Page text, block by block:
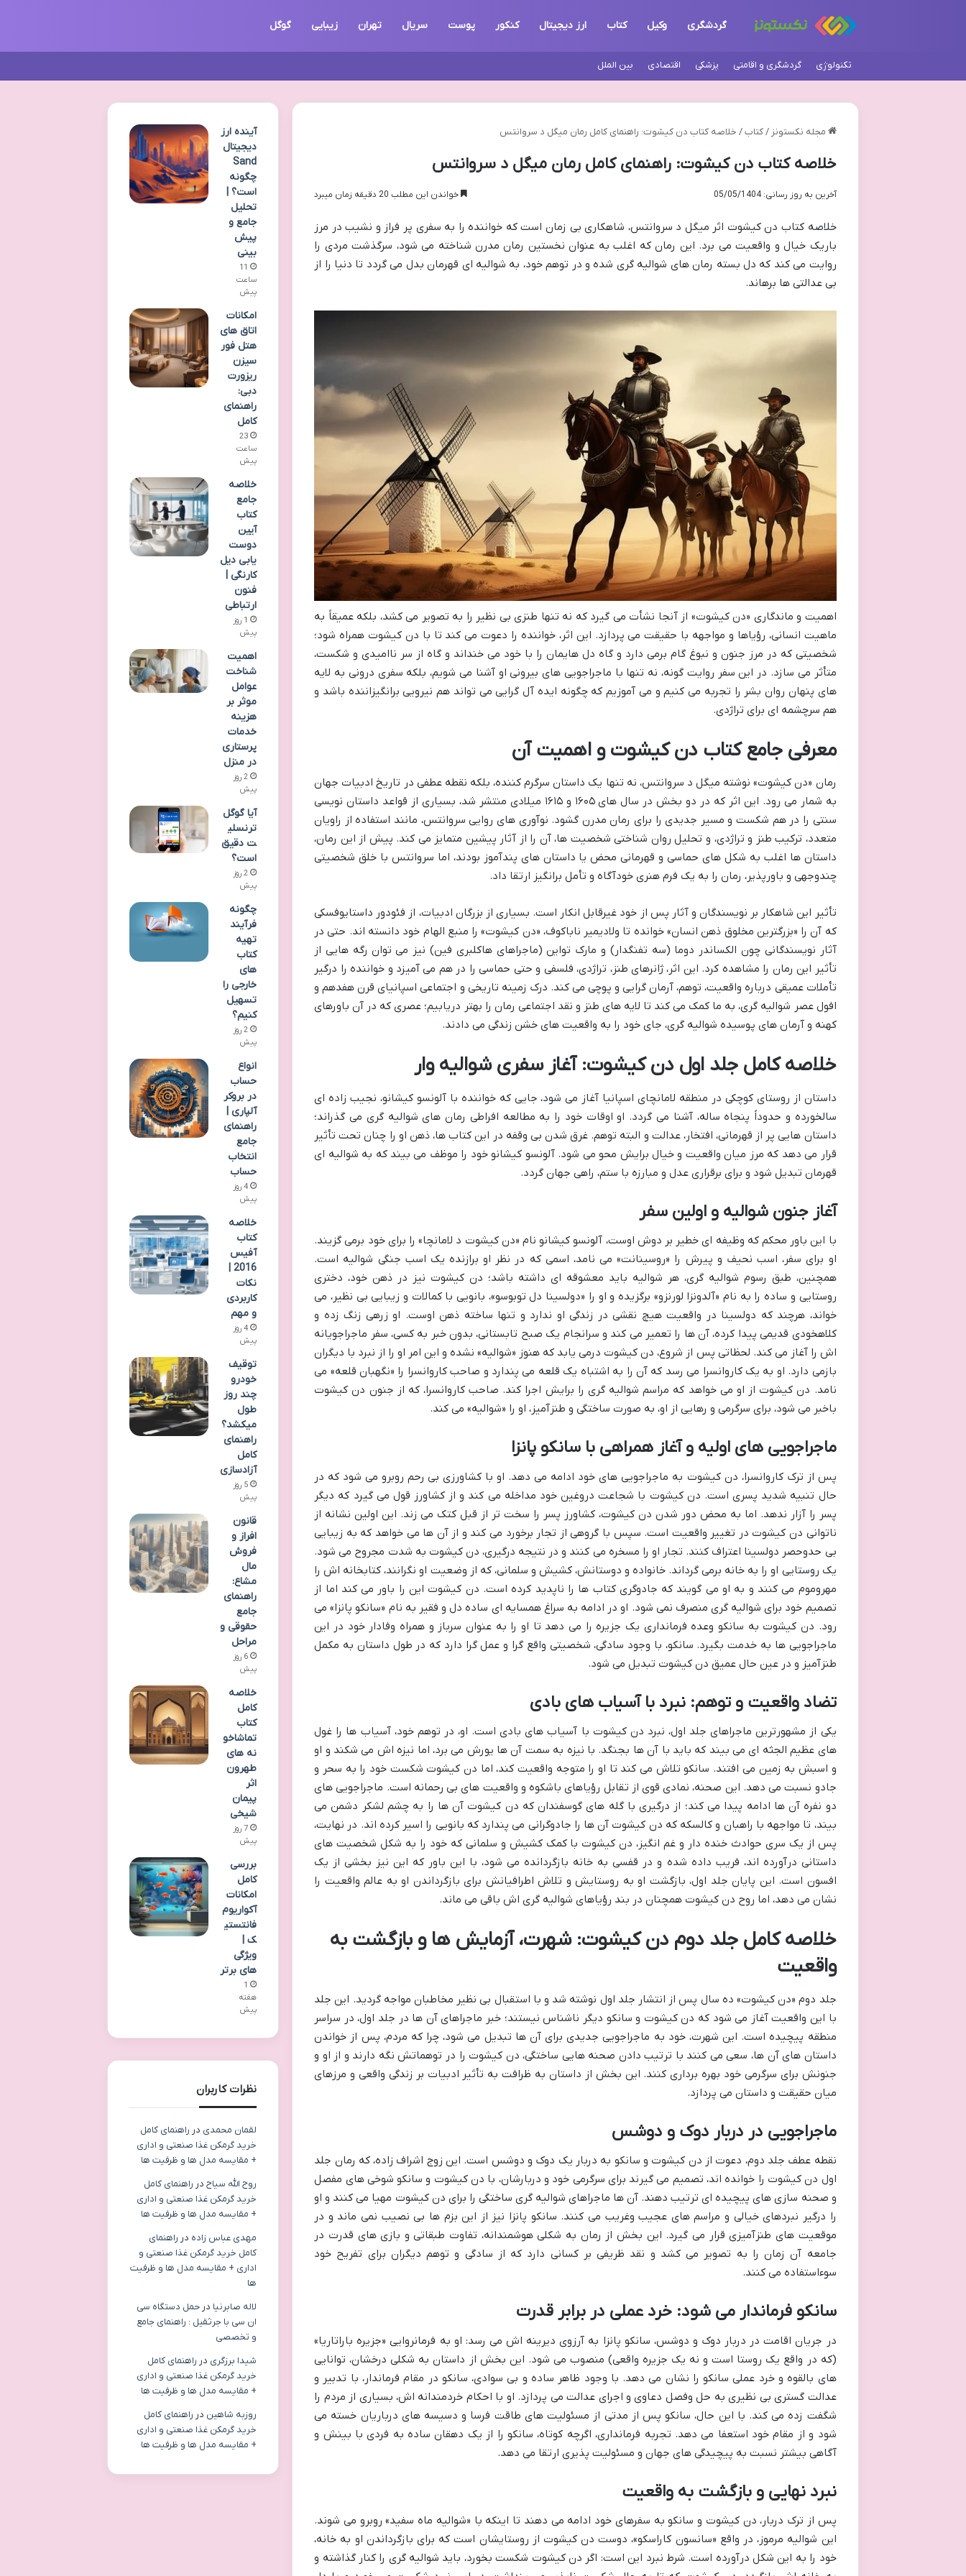
گردشگری وکیل کتاب ارز دیجیتال کنکور پوست سریال تهران زیبایی گوگل
تکنولوژی گردشگری و اقامتی پزشکی اقتصادی بین الملل
مجله نکستونز / کتاب / خلاصه کتاب دن کیشوت: راهنمای کامل رمان میگل د سروانتس
خلاصه کتاب دن کیشوت: راهنمای کامل رمان میگل د سروانتس
آخرین به روز رسانی: 05/05/1404 خواندن این مطلب 20 دقیقه زمان میبرد
خلاصه کتاب دن کیشوت اثر میگل د سروانتس، شاهکاری بی زمان است که خواننده را به سفری پر فراز و نشیب در مرز
باریک خیال و واقعیت می برد. این رمان که اغلب به عنوان نخستین رمان مدرن شناخته می شود، سرگذشت مردی را
روایت می کند که دل بسته رمان های شوالیه گری شده و در توهم خود، به شوالیه ای قهرمان بدل می گردد تا دنیا را از
بی عدالتی ها برهاند.
اهمیت و ماندگاری «دن کیشوت» از آنجا نشأت می گیرد که نه تنها طنزی بی نظیر را به تصویر می کشد، بلکه عمیقاً به
ماهیت انسانی، رؤیاها و مواجهه با حقیقت می پردازد. این اثر، خواننده را دعوت می کند تا با دن کیشوت همراه شود؛
شخصیتی که در مرز جنون و نبوغ گام برمی دارد و گاه دل هایمان را با خود می خنداند و گاه از سر ناامیدی و شکست،
متأثر می سازد. در این سفر روایت گونه، نه تنها با ماجراجویی های بیرونی او آشنا می شویم، بلکه سفری درونی به لایه
های پنهان روان بشر را تجربه می کنیم و می آموزیم که چگونه ایده آل گرایی می تواند هم نیرویی برانگیزاننده باشد و
هم سرچشمه ای برای تراژدی.
معرفی جامع کتاب دن کیشوت و اهمیت آن
رمان «دن کیشوت» نوشته میگل د سروانتس، نه تنها یک داستان سرگرم کننده، بلکه نقطه عطفی در تاریخ ادبیات جهان
به شمار می رود. این اثر که در دو بخش در سال های ۱۶۰۵ و ۱۶۱۵ میلادی منتشر شد، بسیاری از قواعد داستان نویسی
سنتی را در هم شکست و مسیر جدیدی را برای رمان مدرن گشود. نوآوری های روایی سروانتس، مانند استفاده از راویان
متعدد، ترکیب طنز و تراژدی، و تحلیل روان شناختی شخصیت ها، آن را از آثار پیشین متمایز می کند. پیش از این رمان،
داستان ها اغلب به شکل های حماسی و قهرمانی محض یا داستان های پندآموز بودند، اما سروانتس با خلق شخصیتی
چندوجهی و باورپذیر، رمان را به یک فرم هنری خودآگاه و تأمل برانگیز ارتقا داد.
تأثیر این شاهکار بر نویسندگان و آثار پس از خود غیرقابل انکار است. بسیاری از بزرگان ادبیات، از فئودور داستایوفسکی
که آن را «بزرگترین مخلوق ذهن انسان» خوانده تا ولادیمیر ناباکوف، «دن کیشوت» را منبع الهام خود دانسته اند. حتی در
آثار نویسندگانی چون الکساندر دوما (سه تفنگدار) و مارک تواین (ماجراهای هاکلبری فین) نیز می توان رگه هایی از
تأثیر این رمان را مشاهده کرد. این اثر، ژانرهای طنز، تراژدی، فلسفی و حتی حماسی را در هم می آمیزد و خواننده را درگیر
تأملات عمیقی درباره واقعیت، توهم، آرمان گرایی و پوچی می کند. درک زمینه تاریخی و اجتماعی اسپانیای قرن هفدهم و
افول عصر شوالیه گری، به ما کمک می کند تا لایه های طنز و نقد اجتماعی رمان را بهتر دریابیم؛ عصری که در آن باورهای
کهنه و آرمان های پوسیده شوالیه گری، جای خود را به واقعیت های خشن زندگی می دادند.
خلاصه کامل جلد اول دن کیشوت: آغاز سفری شوالیه وار
داستان از روستای کوچکی در منطقه لامانچای اسپانیا آغاز می شود، جایی که خواننده با آلونسو کیشانو، نجیب زاده ای
سالخورده و حدوداً پنجاه ساله، آشنا می گردد. او اوقات خود را به مطالعه افراطی رمان های شوالیه گری می گذراند؛
داستان هایی پر از قهرمانی، افتخار، عدالت و البته توهم. غرق شدن بی وقفه در این کتاب ها، ذهن او را چنان تحت تأثیر
قرار می دهد که مرز میان واقعیت و خیال برایش محو می شود. آلونسو کیشانو خود را موظف می بیند که به شوالیه ای
قهرمان تبدیل شود و برای برقراری عدل و مبارزه با ستم، راهی جهان گردد.
آغاز جنون شوالیه و اولین سفر
با این باور محکم که وظیفه ای خطیر بر دوش اوست، آلونسو کیشانو نام «دن کیشوت د لامانچا» را برای خود برمی گزیند.
او برای سفر، اسب نحیف و پیرش را «روسینانت» می نامد، اسمی که در نظر او برازنده یک اسب جنگی شوالیه است.
همچنین، طبق رسوم شوالیه گری، هر شوالیه باید معشوقه ای داشته باشد؛ دن کیشوت نیز در ذهن خود، دختری
روستایی و ساده را به نام «آلدونزا لورنزو» برگزیده و او را «دولسینا دل توبوسو»، بانویی با کمالات و زیبایی بی نظیر، می
خواند، هرچند که دولسینا در واقعیت هیچ نقشی در زندگی او ندارد و تنها ساخته ذهن اوست. او زرهی زنگ زده و
کلاهخودی قدیمی پیدا کرده، آن ها را تعمیر می کند و سرانجام یک صبح تابستانی، بدون خبر به کسی، سفر ماجراجویانه
اش را آغاز می کند. لحظاتی پس از شروع، دن کیشوت درمی یابد که هنوز «شوالیه» نشده و این امر او را از نبرد با دیگران
بازمی دارد. او به یک کاروانسرا می رسد که آن را به اشتباه یک قلعه می پندارد و صاحب کاروانسرا را «نگهبان قلعه» می
نامد. دن کیشوت از او می خواهد که مراسم شوالیه گری را برایش اجرا کند. صاحب کاروانسرا، که از جنون دن کیشوت
باخبر می شود، برای سرگرمی و رهایی از او، به صورت ساختگی و طنزآمیز، او را «شوالیه» می کند.
ماجراجویی های اولیه و آغاز همراهی با سانکو پانزا
پس از ترک کاروانسرا، دن کیشوت به ماجراجویی های خود ادامه می دهد. او با کشاورزی بی رحم روبرو می شود که در
حال تنبیه شدید پسری است. دن کیشوت با شجاعت دروغین خود مداخله می کند و از کشاورز قول می گیرد که دیگر
پسر را آزار ندهد. اما به محض دور شدن دن کیشوت، کشاورز پسر را سخت تر از قبل کتک می زند. این اولین نشانه از
ناتوانی دن کیشوت در تغییر واقعیت است. سپس با گروهی از تجار برخورد می کند و از آن ها می خواهد که به زیبایی
بی حدوحصر دولسینا اعتراف کنند. تجار او را مسخره می کنند و در نتیجه درگیری، دن کیشوت به شدت مجروح می شود.
یک روستایی او را به خانه برمی گرداند. خانواده و دوستانش، کشیش و سلمانی، که از وضعیت او نگرانند، کتابخانه اش را
مهروموم می کنند و به او می گویند که جادوگری کتاب ها را ناپدید کرده است. دن کیشوت این را باور می کند اما از
تصمیم خود برای شوالیه گری منصرف نمی شود. او در ادامه به سراغ همسایه ای ساده دل و فقیر به نام «سانکو پانزا» می
رود. دن کیشوت به سانکو وعده فرمانداری یک جزیره را می دهد تا او را به عنوان سرباز و همراه وفادار خود در این
ماجراجویی ها به خدمت بگیرد. سانکو، با وجود سادگی، شخصیتی واقع گرا و عمل گرا دارد که در طول داستان به مکمل
طنزآمیز و در عین حال عمیق دن کیشوت تبدیل می شود.
تضاد واقعیت و توهم: نبرد با آسیاب های بادی
یکی از مشهورترین ماجراهای جلد اول، نبرد دن کیشوت با آسیاب های بادی است. او، در توهم خود، آسیاب ها را غول
های عظیم الجثه ای می بیند که باید با آن ها بجنگد. با نیزه به سمت آن ها یورش می برد، اما نیزه اش می شکند و او
و اسبش به زمین می افتند. سانکو تلاش می کند تا او را متوجه واقعیت کند، اما دن کیشوت شکست خود را به سحر و
جادو نسبت می دهد. این صحنه، نمادی قوی از تقابل رؤیاهای باشکوه و واقعیت های بی رحمانه است. ماجراجویی های
دو نفره آن ها ادامه پیدا می کند؛ از درگیری با گله های گوسفندان که دن کیشوت آن ها را به چشم لشکر دشمن می
بیند، تا مواجهه با راهبان و کالسکه که دن کیشوت آن ها را جادوگرانی می پندارد که بانویی را اسیر کرده اند. در نهایت،
پس از یک سری حوادث خنده دار و غم انگیز، دن کیشوت با کمک کشیش و سلمانی که خود را به شکل شخصیت های
داستانی درآورده اند، فریب داده شده و در قفسی به خانه بازگردانده می شود، با این باور که این نیز بخشی از یک
افسون است. این پایان جلد اول، بازگشت او به روستایش و تلاش اطرافیانش برای بازگرداندن او به عالم واقعیت را
نشان می دهد، اما روح دن کیشوت همچنان در بند رؤیاهای شوالیه گری اش باقی می ماند.
خلاصه کامل جلد دوم دن کیشوت: شهرت، آزمایش ها و بازگشت به
واقعیت
جلد دوم «دن کیشوت» ده سال پس از انتشار جلد اول نوشته شد و با استقبال بی نظیر مخاطبان مواجه گردید. این جلد
با این واقعیت آغاز می شود که دن کیشوت و سانکو دیگر ناشناس نیستند؛ خبر ماجراهای آن ها در جلد اول، در سراسر
منطقه پیچیده است. این شهرت، خود به ماجراجویی جدیدی برای آن ها تبدیل می شود، چرا که مردم، پس از خواندن
داستان های آن ها، سعی می کنند با ترتیب دادن صحنه هایی ساختگی، دن کیشوت را در توهماتش نگه دارند و از او و
جنونش برای سرگرمی خود بهره برداری کنند. این بخش از داستان به ظرافت به تأثیر ادبیات بر زندگی واقعی و مرزهای
میان حقیقت و داستان می پردازد.
ماجراجویی در دربار دوک و دوشس
نقطه عطف جلد دوم، دعوت از دن کیشوت و سانکو به دربار یک دوک و دوشس است. این زوج اشراف زاده، که رمان جلد
اول دن کیشوت را خوانده اند، تصمیم می گیرند برای سرگرمی خود و دربارشان، با دن کیشوت و سانکو شوخی های مفصل
و صحنه سازی های پیچیده ای ترتیب دهند. آن ها ماجراهای شوالیه گری ساختگی را برای دن کیشوت مهیا می کنند و او
را درگیر نبردهای خیالی و مراسم های عجیب وغریب می کنند. سانکو پانزا نیز از این بزم ها بی نصیب نمی ماند و در
موقعیت های طنزآمیزی قرار می گیرد. این بخش از رمان به شکلی هوشمندانه، تفاوت طبقاتی و بازی های قدرت در
جامعه آن زمان را به تصویر می کشد و نقد ظریفی بر کسانی دارد که از سادگی و توهم دیگران برای تفریح خود
سوءاستفاده می کنند.
سانکو فرماندار می شود: خرد عملی در برابر قدرت
در جریان اقامت در دربار دوک و دوشس، سانکو پانزا به آرزوی دیرینه اش می رسد: او به فرمانروایی «جزیره باراتاریا»
(که در واقع یک روستا است و نه یک جزیره واقعی) منصوب می شود. این بخش از داستان به شکلی درخشان، توانایی
های بالقوه و خرد عملی سانکو را نشان می دهد. با وجود ظاهر ساده و بی سوادی، سانکو در مقام فرماندار، با تدبیر و
عدالت گستری بی نظیری به حل وفصل دعاوی و اجرای عدالت می پردازد. او با احکام خردمندانه اش، بسیاری از مردم را
شگفت زده می کند. با این حال، سانکو پس از مدتی از مسئولیت های طاقت فرسا و دسیسه های درباریان خسته می
شود و از مقام خود استعفا می دهد. تجربه فرمانداری، اگرچه کوتاه، سانکو را از یک دهقان ساده به فردی با بینش و
آگاهی بیشتر نسبت به پیچیدگی های جهان و مسئولیت پذیری ارتقا می دهد.
نبرد نهایی و بازگشت به واقعیت
پس از ترک دربار، دن کیشوت و سانکو به سفرهای خود ادامه می دهند تا اینکه با «شوالیه ماه سفید» روبرو می شوند.
این شوالیه مرموز، در واقع «سانسون کاراسکو»، دوست دن کیشوت از روستایشان است که برای بازگرداندن او به خانه،
خود را به این شکل درآورده است. شرط نبرد این است: اگر دن کیشوت شکست بخورد، باید شوالیه گری را کنار گذاشته و
آینده ارز
دیجیتال
Sand
چگونه
است؟ |
تحلیل
جامع و
پیش
بینی
11
ساعت
پیش
امکانات
اتاق های
هتل فور
سیزن
ریزورت
دبی:
راهنمای
کامل
23
ساعت
پیش
خلاصه
جامع
کتاب
آیین
دوست
یابی دیل
کارنگی |
فنون
ارتباطی
1 روز
پیش
اهمیت
شناخت
عوامل
موثر بر
هزینه
خدمات
پرستاری
در منزل
2 روز
پیش
آیا گوگل
ترنسلی
ت دقیق
است؟
2 روز
پیش
چگونه
فرآیند
تهیه
کتاب
های
خارجی را
تسهیل
کنیم؟
2 روز
پیش
انواع
حساب
در بروکر
آلپاری |
راهنمای
جامع
انتخاب
حساب
4 روز
پیش
خلاصه
کتاب
آفیس
2016 |
نکات
کاربردی
و مهم
4 روز
پیش
توقیف
خودرو
چند روز
طول
میکشد؟
راهنمای
کامل
آزادسازی
5 روز
پیش
قانون
افراز و
فروش
مال
مشاع:
راهنمای
جامع
حقوقی و
مراحل
6 روز
پیش
خلاصه
کامل
کتاب
تماشاخو
نه های
طهرون
اثر
پیمان
شیخی
7 روز
پیش
بررسی
کامل
امکانات
آکواریوم
فانتستی
ک |
ویژگی
های برتر
1
هفته
پیش
نظرات کاربران
لقمان محمدی در راهنمای کامل
خرید گرمکن غذا صنعتی و اداری
+ مقایسه مدل ها و ظرفیت ها
روح الله سیاحدر راهنمای کامل
خرید گرمکن غذا صنعتی و اداری
+ مقایسه مدل ها و ظرفیت ها
مهدی عباس زاده در راهنمای
کامل خرید گرمکن غذا صنعتی و
اداری + مقایسه مدل ها و ظرفیت
ها
لاله صابرنیا در حمل دستگاه سی
ان سی با جرثقیل : راهنمای جامع
و تخصصی
شیدا برزگری در راهنمای کامل
خرید گرمکن غذا صنعتی و اداری
+ مقایسه مدل ها و ظرفیت ها
روزبه شاهین در راهنمای کامل
خرید گرمکن غذا صنعتی و اداری
+ مقایسه مدل ها و ظرفیت ها